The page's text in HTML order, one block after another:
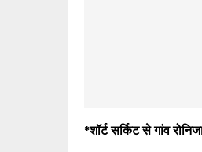
*शॉर्ट सर्किट से गांव